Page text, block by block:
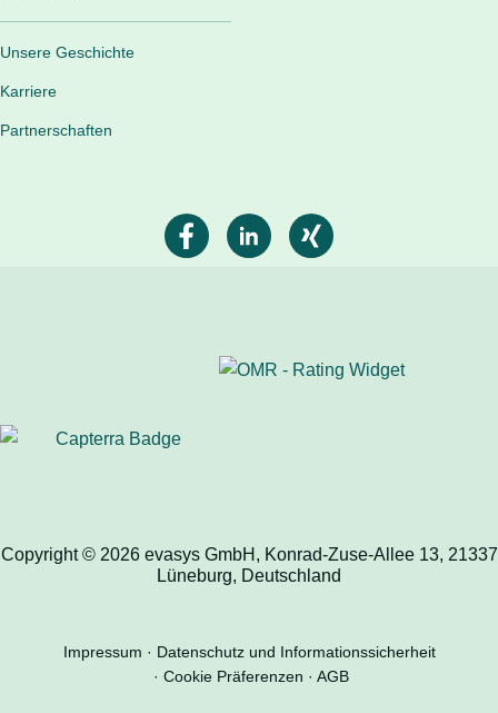
Unsere Geschichte
Karriere
Partnerschaften
Copyright © 2026 evasys GmbH, Konrad-Zuse-Allee 13, 21337
Lüneburg, Deutschland
Impressum
Datenschutz und Informationssicherheit
Cookie Präferenzen
AGB